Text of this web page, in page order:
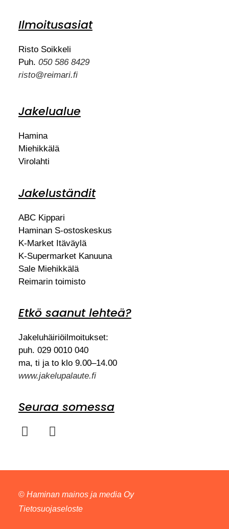
Ilmoitusasiat
Risto Soikkeli
Puh. 050 586 8429
risto@reimari.fi
Jakelualue
Hamina
Miehikkälä
Virolahti
Jakeluständit
ABC Kippari
Haminan S-ostoskeskus
K-Market Itäväylä
K-Supermarket Kanuuna
Sale Miehikkälä
Reimarin toimisto
Etkö saanut lehteä?
Jakeluhäiriöilmoitukset:
puh. 029 0010 040
ma, ti ja to klo 9.00–14.00
www.jakelupalaute.fi
Seuraa somessa
© Haminan mainos ja media Oy
Tietosuojaseloste